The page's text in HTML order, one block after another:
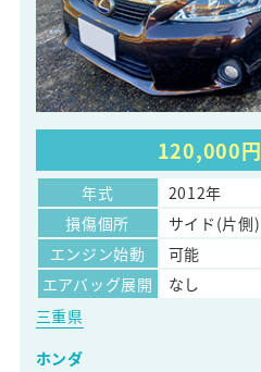
120,000円
年式
2012年
損傷個所
サイド(片側)
エンジン始動
可能
エアバッグ展開
なし
三重県
ホンダ